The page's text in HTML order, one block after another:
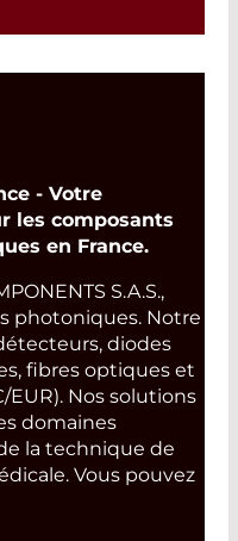
- Votre
les composants
en France.
S.A.S.,
photoniques. Notre
diodes
fibres optiques et
Nos solutions
domaines
la technique de
Vous pouvez